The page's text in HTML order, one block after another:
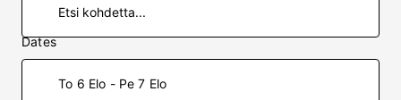
Dates
To 6 Elo - Pe 7 Elo